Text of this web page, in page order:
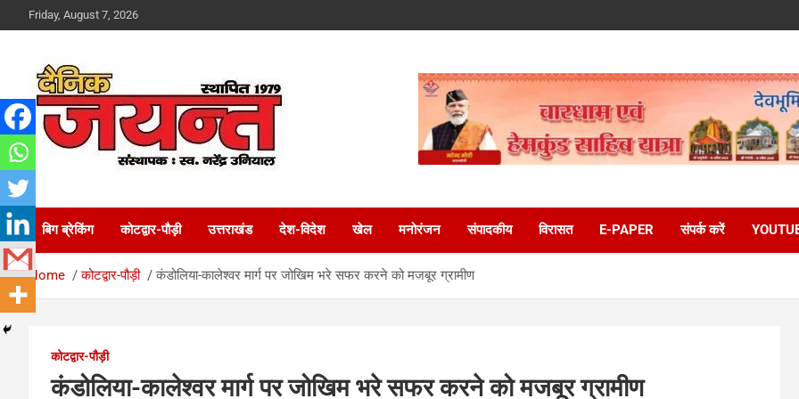
to
Friday, August 7, 2026
Dainik Jayant
बिग ब्रेकिंग कोटद्वार-पौड़ी उत्तराखंड देश-विदेश खेल मनोरंजन संपादकीय विरासत E-PAPER संपर्क करें
Home कोटद्वार-पौड़ी कंडोलिया-कालेश्वर मार्ग पर जोखिम भरे सफर करने को मजबूर ग्रामीण
कोटद्वार-पौड़ी
कंडोलिया-कालेश्वर मार्ग पर जोखिम भरे सफर करने को मजबूर ग्रामीण